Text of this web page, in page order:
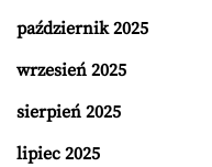
październik 2025
wrzesień 2025
sierpień 2025
lipiec 2025